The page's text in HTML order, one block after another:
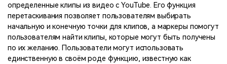
определенные клипы из видео с YouTube. Его функция
перетаскивания позволяет пользователям выбирать
начальную и конечную точки для клипов, а маркеры помогут
пользователям найти клипы, которые могут быть получены
по их желанию. Пользователи могут использовать
единственную в своём роде функцию, известную как